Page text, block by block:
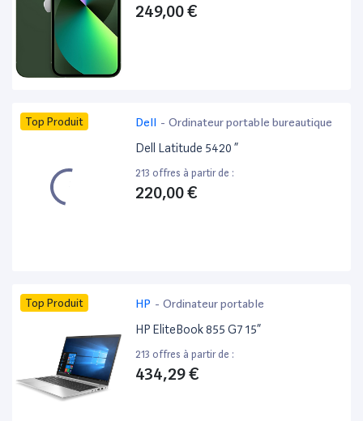
249,00 €
Top Produit Dell - Ordinateur portable bureautique
Dell Latitude 5420 ”
213 offres à partir de :
220,00 €
Top Produit HP - Ordinateur portable
HP EliteBook 855 G7 15”
213 offres à partir de :
434,29 €